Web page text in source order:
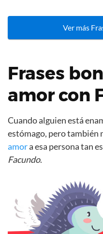
Ver más
Frases
amor con
Cuando alguien está
estómago, pero también
amora esa persona tan
Facundo.